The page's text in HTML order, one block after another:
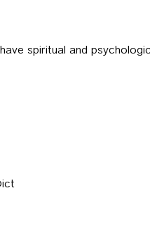
spiritual and